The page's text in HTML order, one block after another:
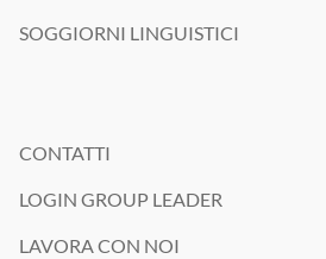
SOGGIORNI LINGUISTICI
CONTATTI
LOGIN GROUP LEADER
LAVORA CON NOI